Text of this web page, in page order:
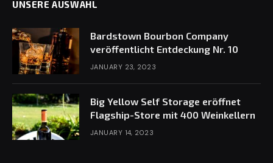
UNSERE AUSWAHL
Bardstown Bourbon Company
veröffentlicht Entdeckung Nr. 10
JANUARY 23, 2023
Big Yellow Self Storage eröffnet
Flagship-Store mit 400 Weinkellern
JANUARY 14, 2023